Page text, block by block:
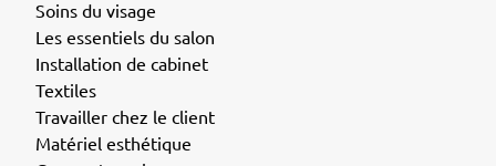
Soins du visage
Les essentiels du salon
Installation de cabinet
Textiles
Travailler chez le client
Matériel esthétique